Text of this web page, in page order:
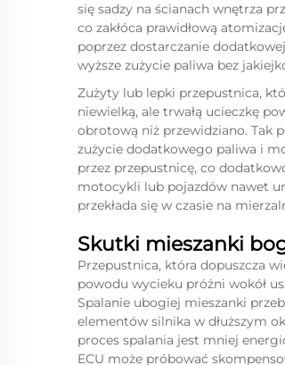
się sadzy na ścianach wnętrza
co zakłóca prawidłową
poprzez dostarczanie
wyższe zużycie paliwa bez
Zużyty lub lepki przepustnica,
niewielką, ale trwałą ucieczkę
obrotową niż przewidziano. Tak
zużycie dodatkowego paliwa i
przez przepustnicę, co
motocykli lub pojazdów nawet
przekłada się w czasie na
Skutki mieszanki
Przepustnica, która dopuszcza
powodu wycieku próżni wokół
Spalanie ubogiej mieszanki
elementów silnika w dłuższym
proces spalania jest mniej
ECU może próbować